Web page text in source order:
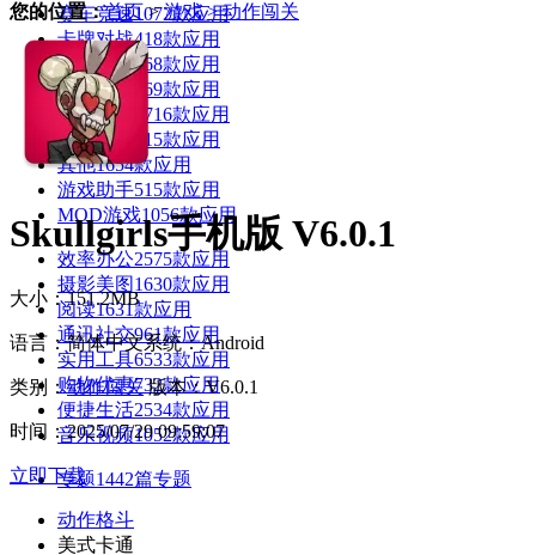
赛车竞速1072款应用
卡牌对战418款应用
体育运动568款应用
音乐舞蹈
269款应用
模拟经营
2716款应用
传奇手游
515款应用
其他1654款应用
游戏助手515款应用
MOD游戏1056款应用
效率办公2575款应用
摄影美图1630款应用
阅读1631款应用
通讯社交961款应用
实用工具6533款应用
购物优惠732款应用
便捷生活2534款应用
音乐视频1052款应用
专题1442篇专题
您的位置：首页>游戏 > 动作闯关
Skullgirls手机版 V6.0.1
大小：151.2MB
语言：简体中文系统：Android
类别：动作闯关 版本：V6.0.1
时间：2025/07/29 09:59:07
立即下载
动作格斗
美式卡通